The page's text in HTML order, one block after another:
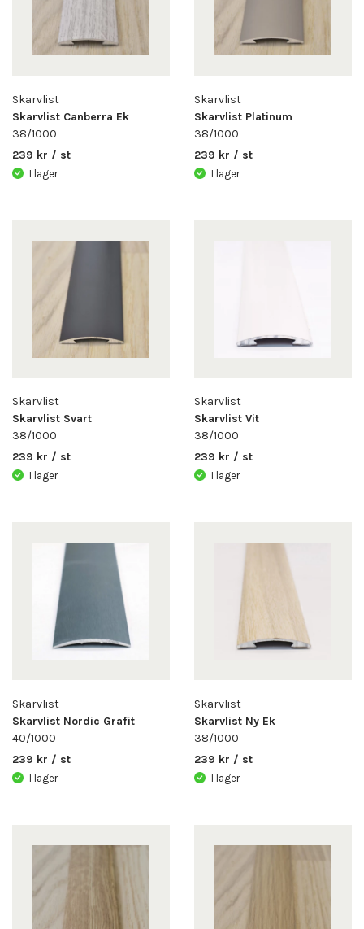
Skarvlist
Skarvlist Canberra Ek
38/1000
239 kr / st
I lager
Skarvlist
Skarvlist Platinum
38/1000
239 kr / st
I lager
Skarvlist
Skarvlist Svart
38/1000
239 kr / st
I lager
Skarvlist
Skarvlist Vit
38/1000
239 kr / st
I lager
Skarvlist
Skarvlist Nordic Grafit
40/1000
239 kr / st
I lager
Skarvlist
Skarvlist Ny Ek
38/1000
239 kr / st
I lager